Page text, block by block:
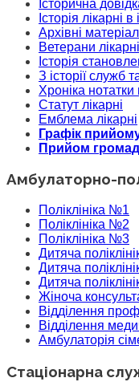
Історична
Історія лікарні
Архівні
Ветерани
Історія
З історії служб
Хроніка нотатки
Статут лікарні
Емблема лікарні
Графік
Прийом
Амбулаторно-
Поліклініка №1
Поліклініка №2
Поліклініка №3
Дитяча
Дитяча
Дитяча
Жіноча
Відділення
Відділення
Амбулаторія
Стаціонарна